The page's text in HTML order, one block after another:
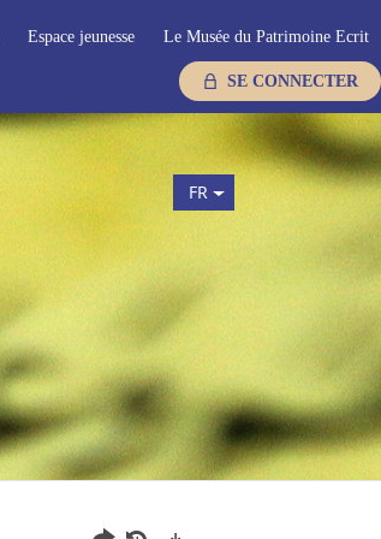
Espace jeunesse Le Musée du Patrimoine Ecrit
SE CONNECTER
FR